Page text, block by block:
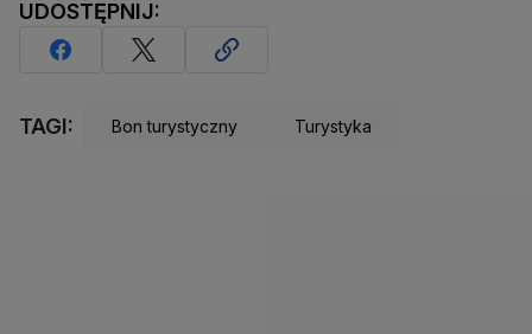
UDOSTĘPNIJ:
TAGI: Bon turystyczny Turystyka